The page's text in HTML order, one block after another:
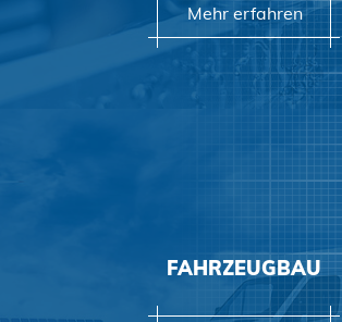
Mehr erfahren
FAHRZEUGBAU
Mehr erfahren